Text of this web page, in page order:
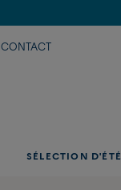
CONTACT
SÉLECTION D'ÉTÉ